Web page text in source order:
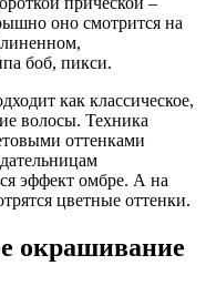
оно смотрится на
боб, пикси.
как классическое,
волосы. Техника
оттенками
эффект омбре. А на
цветные оттенки.
окрашивание